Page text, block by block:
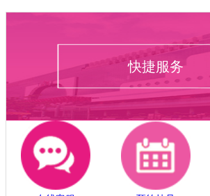
快捷服务